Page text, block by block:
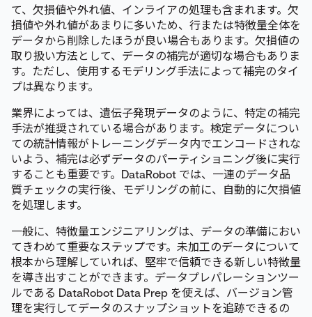
て、欠損値や外れ値、インライアの処理も含まれます。欠
損値や外れ値があまりに多いため、行または特徴量全体を
データから削除したほうが良い場合もあります。欠損値の
取り扱い方法として、データの補完が適切な場合もありま
す。ただし、使用するモデリング手法によって補完のタイ
プは異なります。
業界によっては、遺伝子発現データのように、特定の補完
手法が推奨されている場合があります。検定データについ
ての統計情報がトレーニングデータ内でエンコードされな
いよう、補完は必ずデータのパーティショニング後に実行
することも重要です。DataRobot では、一連のデータ品
質チェックの実行後、モデリングの前に、自動的に欠損値
を処理します。
一般に、特徴量エンジニアリングは、データの準備におい
てきわめて重要なステップです。未加工のデータについて
根本から理解していれば、堅牢で信頼できる新しい特徴量
を導き出すことができます。データプレパレーションツー
ルである DataRobot Data Prep を使えば、バージョン管
理を実行してデータのスナップショットを追跡できるの